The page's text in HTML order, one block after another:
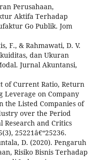
Perusahaan,
Aktifa Terhadap
Go Publik. Jom
F., & Rahmawati, D. V.
dan Ukuran
Jurnal Akuntansi,
of Current Ratio, Return
Leverage on Company
the Listed Companies of
over the Period
Research and Critics
25221â€“25236.
D. (2020). Pengaruh
Risiko Bisnis Terhadap